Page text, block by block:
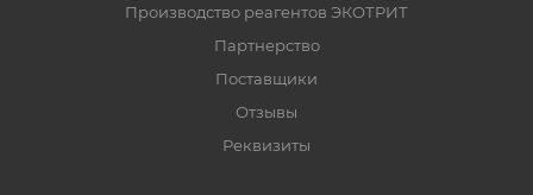
Производство реагентов ЭКОТРИТ
Партнерство
Поставщики
Отзывы
Реквизиты